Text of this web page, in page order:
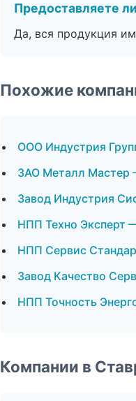
Предоставляете
Да, вся продукция
Похожие
ООО Индустрия
ЗАО Металл Мастер
Завод Индустрия
НПП Техно Эксперт
НПП Сервис
Завод Качество
НПП Точность
Компании в